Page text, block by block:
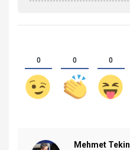
0 0 0
Mehmet Tekin